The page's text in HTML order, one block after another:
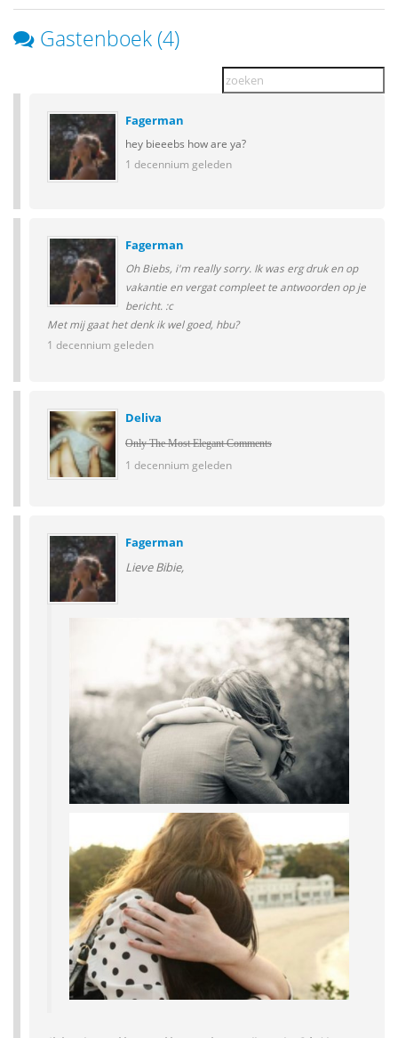
Gastenboek (4)
Fagerman
hey bieeebs how are ya?
1 decennium geleden
Fagerman
Oh Biebs, i'm really sorry. Ik was erg druk en op
vakantie en vergat compleet te antwoorden op je
bericht. :c
Met mij gaat het denk ik wel goed, hbu?
1 decennium geleden
Deliva
Only The Most Elegant Comments
1 decennium geleden
Fagerman
Lieve Bibie,